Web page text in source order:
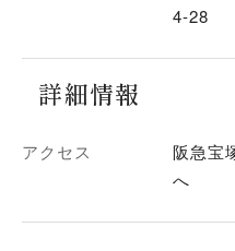
4-28
詳細情報
アクセス
阪急宝
へ